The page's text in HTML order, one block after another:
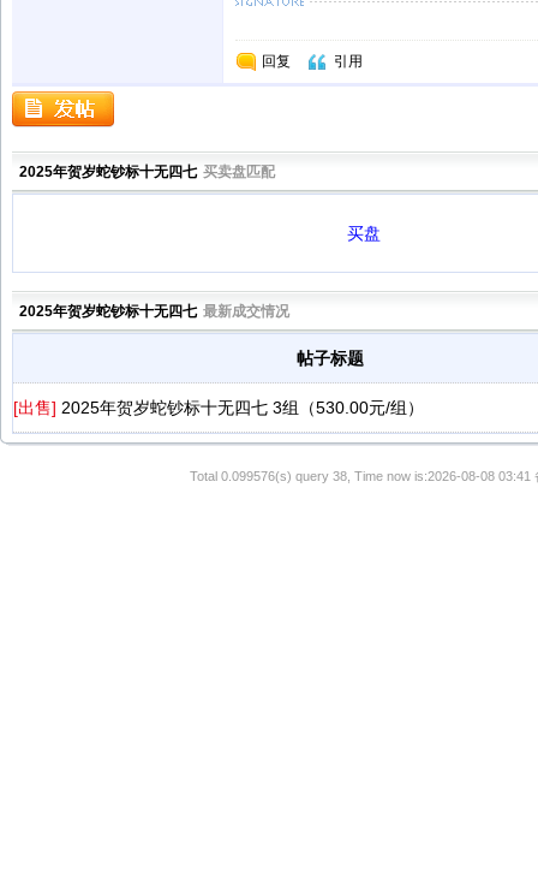
回复 引用
2025年贺岁蛇钞标十无四七 买卖盘匹配
买盘
2025年贺岁蛇钞标十无四七 最新成交情况
帖子标题
[出售] 2025年贺岁蛇钞标十无四七 3组（530.00元/组）
Total 0.099576(s) query 38, Time now is:2026-08-08 03:41